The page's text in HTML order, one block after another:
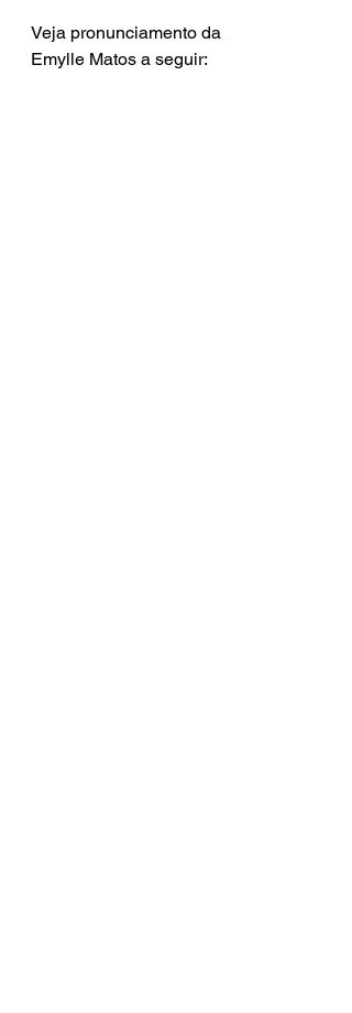
Veja pronunciamento da
Emylle Matos a seguir: